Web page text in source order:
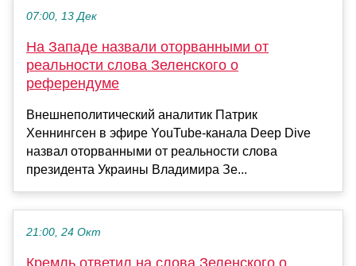
07:00, 13 Дек
На Западе назвали оторванными от
реальности слова Зеленского о
референдуме
Внешнеполитический аналитик Патрик
Хеннингсен в эфире YouTube-канала Deep Dive
назвал оторванными от реальности слова
президента Украины Владимира Зе...
21:00, 24 Окт